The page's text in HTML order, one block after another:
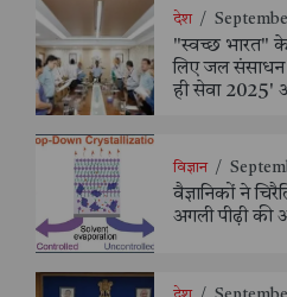
देश /
"स्वच्छ भारत"
लिए जल संसाधन
ही सेवा 2025'
विज्ञान /
वैज्ञानिकों ने
अगली पीढ़ी की